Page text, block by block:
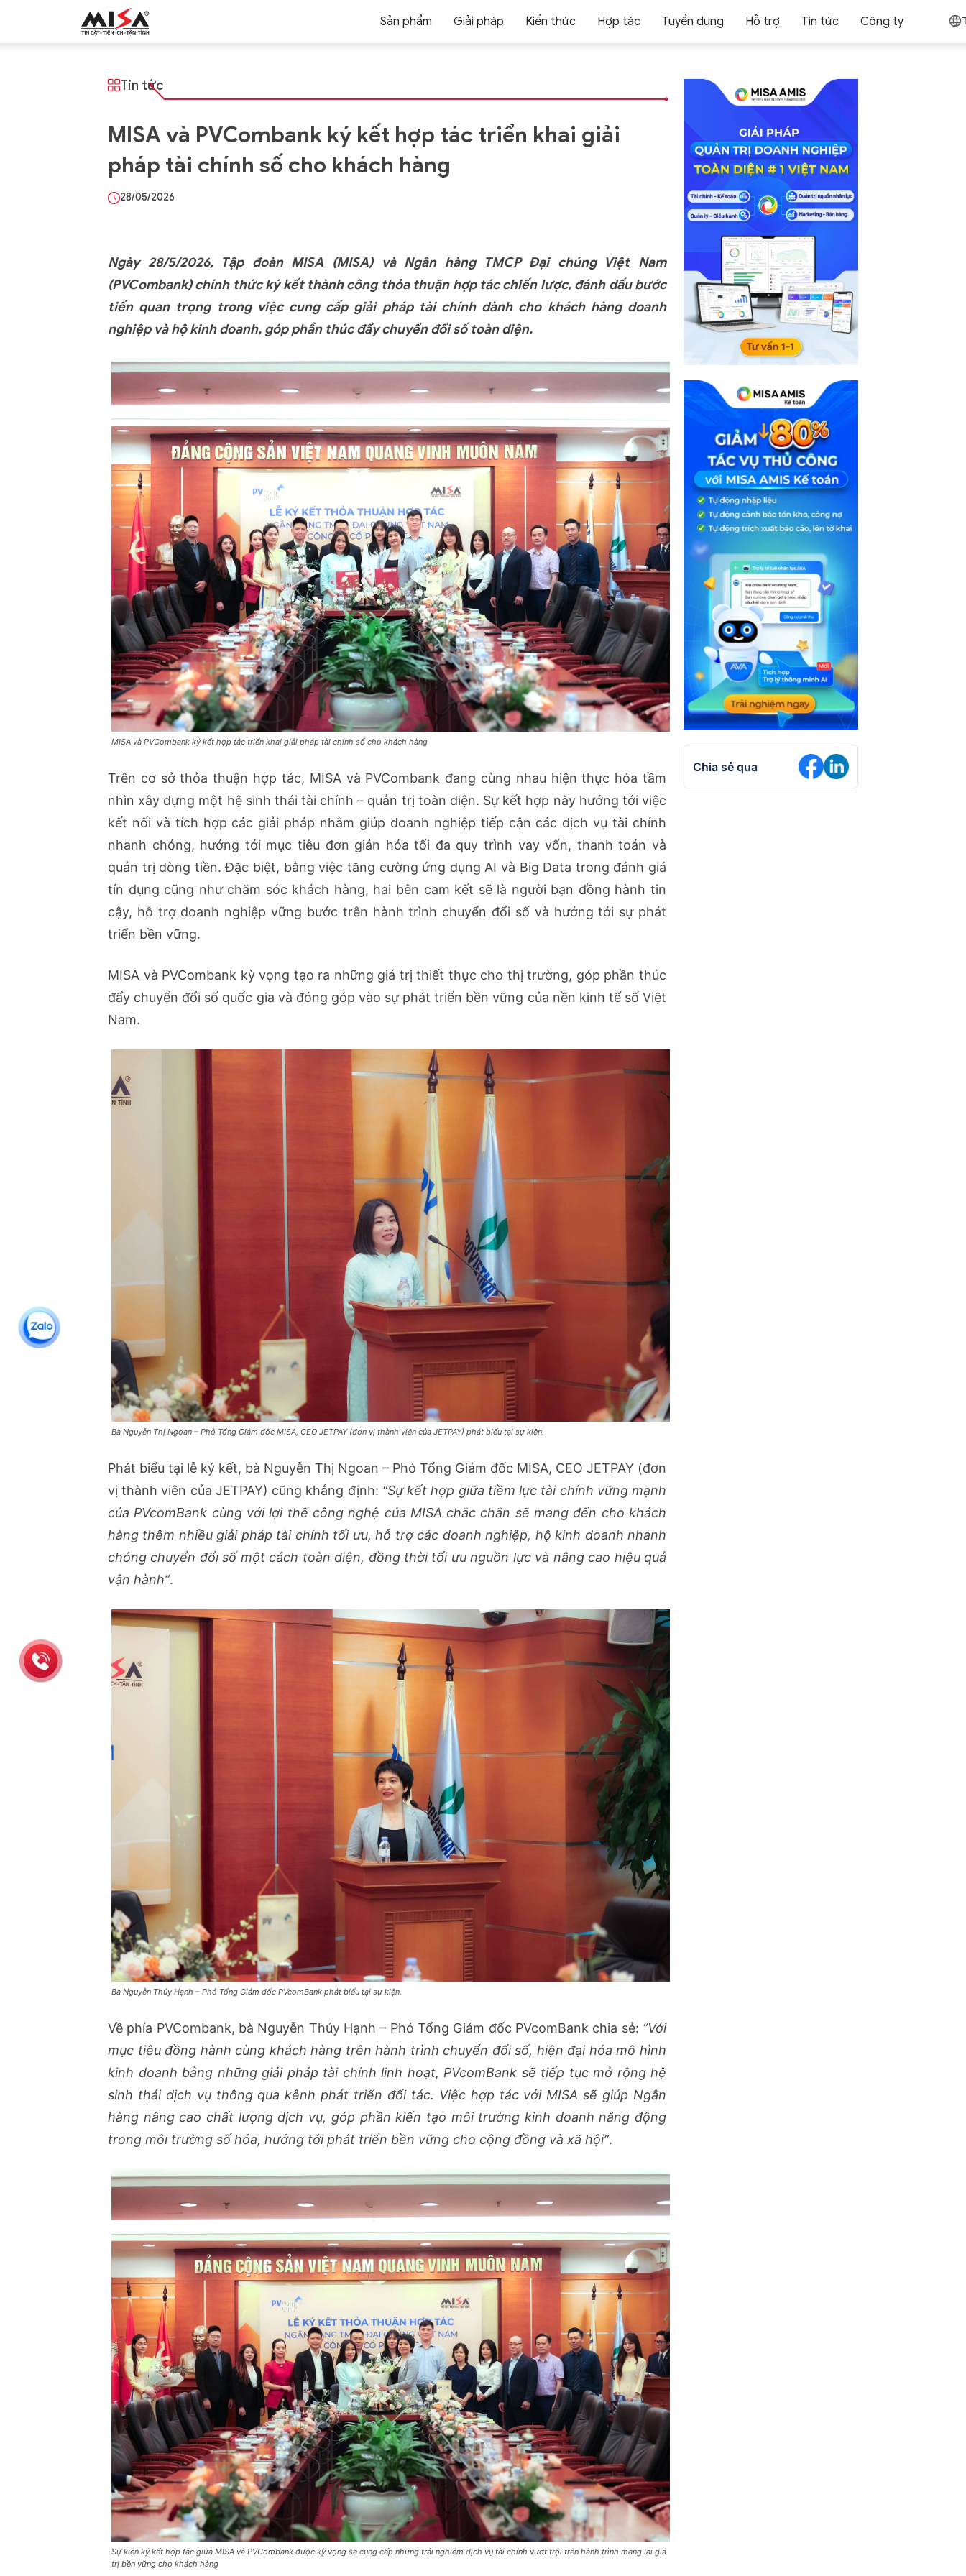
MISA.VN
Sản phẩm Giải pháp Kiến thức Hợp tác Tuyển dụng Hỗ trợ Tin tức Công ty
Tin tức
MISA và PVCombank ký kết hợp tác triển khai giải
pháp tài chính số cho khách hàng
28/05/2026
Ngày 28/5/2026, Tập đoànMISA (MISA)và Ngân hàng TMCP Đại chúng Việt Nam
(PVCombank)chính thức ký kết thành công thỏa thuận hợp tác chiến lược, đánh dấu bước
tiến quan trọng trong việc cung cấp giải pháp tài chính dành cho khách hàng doanh
nghiệp và hộ kinh doanh, góp phần thúc đẩy chuyển đổi số toàn diện.
MISA và PVCombank ký kết hợp tác triển khai giải pháp tài chính số cho khách hàng
Trên cơ sở thỏa thuận hợp tác, MISA và PVCombank đang cùng nhau hiện thực hóa tầm
nhìn xây dựng một hệ sinh thái tài chính – quản trị toàn diện. Sự kết hợp này hướng tới việc
kết nối và tích hợp các giải pháp nhằm giúp doanh nghiệp tiếp cận các dịch vụ tài chính
nhanh chóng, hướng tới mục tiêu đơn giản hóa tối đa quy trình vay vốn, thanh toán và
quản trị dòng tiền. Đặc biệt, bằng việc tăng cường ứng dụng AI và Big Data trong đánh giá
tín dụng cũng như chăm sóc khách hàng, hai bên cam kết sẽ là người bạn đồng hành tin
cậy, hỗ trợ doanh nghiệp vững bước trên hành trình chuyển đổi số và hướng tới sự phát
triển bền vững.
MISA và PVCombank kỳ vọng tạo ra những giá trị thiết thực cho thị trường, góp phần thúc
đẩy chuyển đổi số quốc gia và đóng góp vào sự phát triển bền vững của nền kinh tế số Việt
Nam.
Bà Nguyễn Thị Ngoan – Phó Tổng Giám đốc MISA, CEO JETPAY (đơn vị thành viên của JETPAY) phát biểu tại sự kiện.
Phát biểu tại lễ ký kết, bà Nguyễn Thị Ngoan – Phó Tổng Giám đốc MISA, CEO JETPAY (đơn
vị thành viên của JETPAY) cũng khẳng định: “Sự kết hợp giữa tiềm lực tài chính vững mạnh
của PVcomBank cùng với lợi thế công nghệ của MISA chắc chắn sẽ mang đến cho khách
hàng thêm nhiều giải pháp tài chính tối ưu, hỗ trợ các doanh nghiệp, hộ kinh doanh nhanh
chóng chuyển đổi số một cách toàn diện, đồng thời tối ưu nguồn lực và nâng cao hiệu quả
vận hành”.
Bà Nguyễn Thúy Hạnh – Phó Tổng Giám đốc PVcomBank phát biểu tại sự kiện.
Về phía PVCombank, bà Nguyễn Thúy Hạnh – Phó Tổng Giám đốc PVcomBank chia sẻ: “Với
mục tiêu đồng hành cùng khách hàng trên hành trình chuyển đổi số, hiện đại hóa mô hình
kinh doanh bằng những giải pháp tài chính linh hoạt, PVcomBank sẽ tiếp tục mở rộng hệ
sinh thái dịch vụ thông qua kênh phát triển đối tác. Việc hợp tác với MISA sẽ giúp Ngân
hàng nâng cao chất lượng dịch vụ, góp phần kiến tạo môi trường kinh doanh năng động
trong môi trường số hóa, hướng tới phát triển bền vững cho cộng đồng và xã hội”.
Sự kiện ký kết hợp tác giữa MISA và PVCombank được kỳ vọng sẽ cung cấp những trải nghiệm dịch vụ tài chính vượt trội trên hành trình mang lại giá
trị bền vững cho khách hàng
Chia sẻ qua